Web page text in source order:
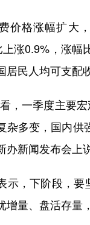
格涨幅扩大，
上涨0.9%，涨
居民人均可支配
一季度主要宏
杂多变，国内供
办新闻发布会上
，下阶段，要坚
增量、盘活存量